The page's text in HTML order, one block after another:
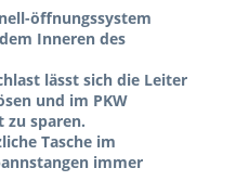
öffnungssystem
Inneren des
lässt sich die Leiter
und im PKW
zu sparen.
Tasche im
immer